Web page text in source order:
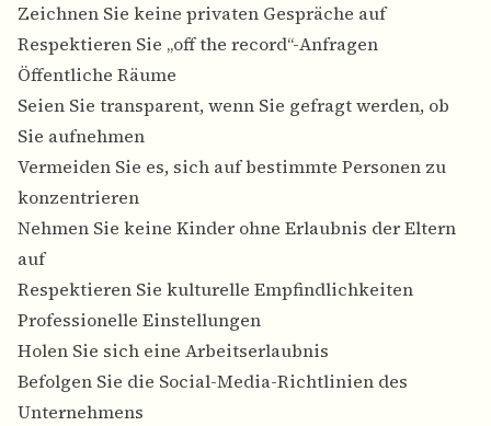
Zeichnen Sie keine privaten Gespräche auf
Respektieren Sie „off the record“-Anfragen
Öffentliche Räume
Seien Sie transparent, wenn Sie gefragt werden, ob
Sie aufnehmen
Vermeiden Sie es, sich auf bestimmte Personen zu
konzentrieren
Nehmen Sie keine Kinder ohne Erlaubnis der Eltern
auf
Respektieren Sie kulturelle Empfindlichkeiten
Professionelle Einstellungen
Holen Sie sich eine Arbeitserlaubnis
Befolgen Sie die Social-Media-Richtlinien des
Unternehmens